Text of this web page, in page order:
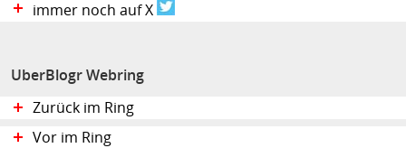
immer noch auf X
UberBlogr Webring
Zurück im Ring
Vor im Ring